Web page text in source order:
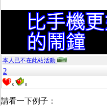
本人已不在此站活動
2
0 0
請看一下例子：